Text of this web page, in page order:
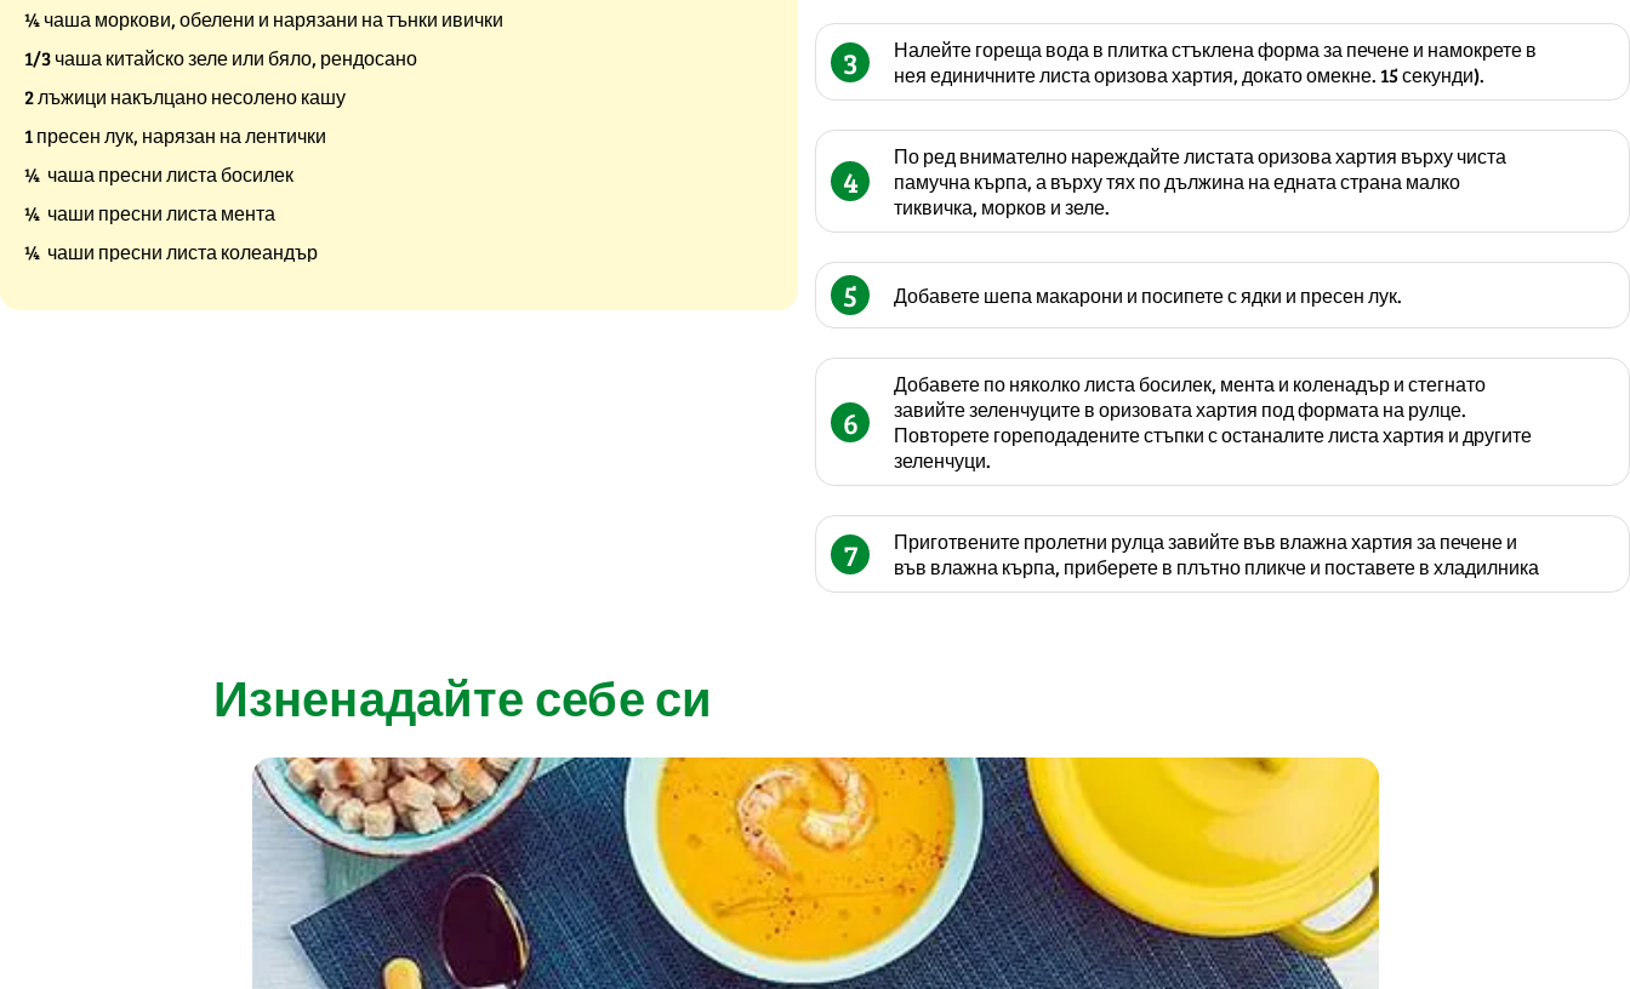
¼ чаша моркови, обелени и нарязани на тънки ивички
1/3 чаша китайско зеле или бяло, рендосано
2 лъжици накълцано несолено кашу
1 пресен лук, нарязан на лентички
¼ чаша пресни листа босилек
¼ чаши пресни листа мента
¼ чаши пресни листа колеандър
3
Налейте гореща вода в плитка стъклена форма за печене и намокрете в
нея единичните листа оризова хартия, докато омекне. 15 секунди).
4
По ред внимателно нареждайте листата оризова хартия върху чиста
памучна кърпа, а върху тях по дължина на едната страна малко
тиквичка, морков и зеле.
5 Добавете шепа макарони и посипете с ядки и пресен лук.
6
Добавете по няколко листа босилек, мента и коленадър и стегнато
завийте зеленчуците в оризовата хартия под формата на рулце.
Повторете гореподадените стъпки с останалите листа хартия и другите
зеленчуци.
7
Приготвените пролетни рулца завийте във влажна хартия за печене и
във влажна кърпа, приберете в плътно пликче и поставете в хладилника
Изненадайте себе си